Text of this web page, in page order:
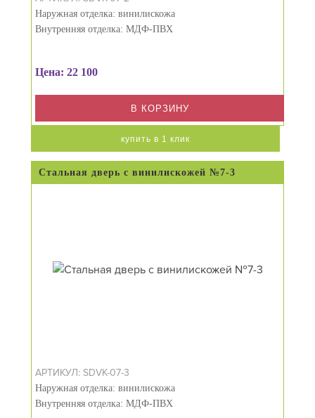
Наружная отделка: винилискожа
Внутренняя отделка: МДФ-ПВХ
Цена: 22 100
В КОРЗИНУ
купить в 1 клик
Стальная дверь с винилискожей №7-3
АРТИКУЛ: SDVK-07-3
Наружная отделка: винилискожа
Внутренняя отделка: МДФ-ПВХ